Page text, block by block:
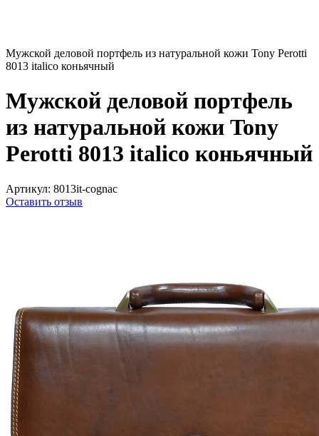
Мужской деловой портфель из натуральной кожи Tony Perotti
8013 italico коньячный
Мужской деловой портфель
из натуральной кожи Tony
Perotti 8013 italico коньячный
Артикул: 8013it-cognac
Оставить отзыв